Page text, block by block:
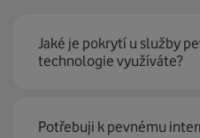
Jaké je pokrytí u služby
technologie využíváte?
Pevný internet můžeme
Potřebuji k pevnému